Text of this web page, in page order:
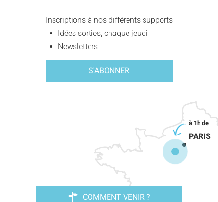
Inscriptions à nos différents supports
Idées sorties, chaque jeudi
Newsletters
S'ABONNER
PARIS
COMMENT VENIR ?